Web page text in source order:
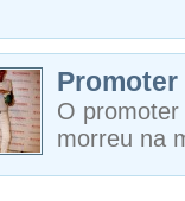
Promoter
O
morreu na